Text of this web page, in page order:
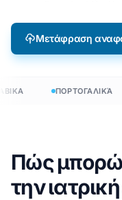
Μετάφραση
ΠΟΡΤΟΓΑΛΙΚΆ
Πώς
την